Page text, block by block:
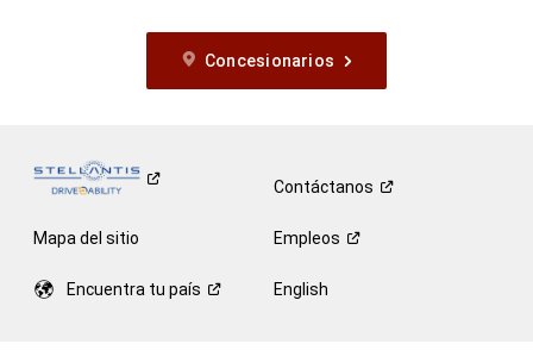
Concesionarios
Contáctanos
Mapa del sitio Empleos
Encuentra tu país English